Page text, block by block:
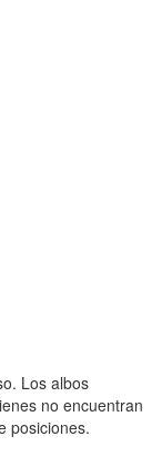
Los albos
no encuentran
posiciones.